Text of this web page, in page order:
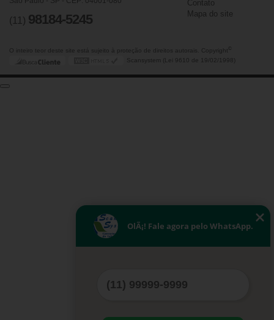
(11) 98184-5245
Contato
Mapa do site
O inteiro teor deste site está sujeito à proteção de direitos autorais. Copyright
Scansystem (Lei 9610 de 19/02/1998)
OlÃ¡! Fale agora pelo WhatsApp.